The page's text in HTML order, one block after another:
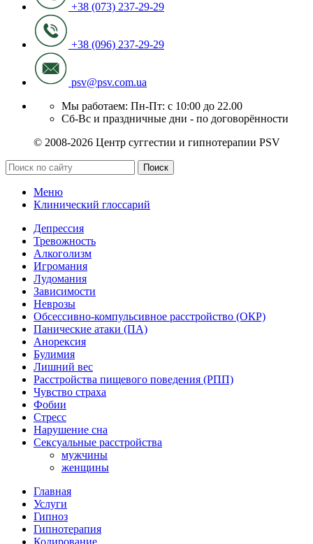
+38 (073) 237-29-29
+38 (096) 237-29-29
psv@psv.com.ua
Мы работаем: Пн-Пт: с 10:00 до 22.00
Сб-Вс и праздничные дни - по договорённости
© 2008-2026 Центр суггестии и гипнотерапии PSV
Поиск
Меню
Клинический глоссарий
Депрессия
Тревожность
Алкоголизм
Игромания
Лудомания
Зависимости
Неврозы
Обсессивно-компульсивное расстройство (ОКР)
Панические атаки (ПА)
Анорексия
Булимия
Лишний вес
Расстройства пищевого поведения (РПП)
Чувство страха
Фобии
Стресс
Нарушение сна
Сексуальные расстройства
мужчины
женщины
Главная
Услуги
Гипноз
Гипнотерапия